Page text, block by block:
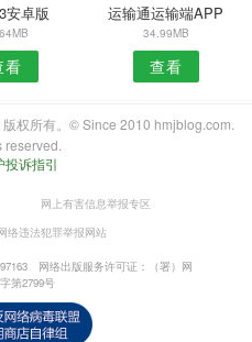
安卓版
看
运输通运输端APP
34.99MB
查看
权所有。© Since 2010 hmjblog.com.
投诉指引
网上有害信息举报专区
络违法犯罪举报网站
网络出版服务许可证：（署）网
第2799号